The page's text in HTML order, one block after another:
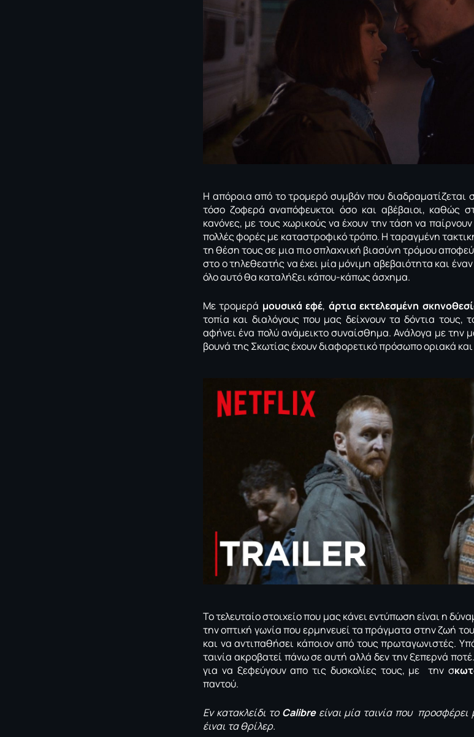
Η απόροια από το τρομερό συμβάν που διαδραματίζεται
τόσο ζοφερά αναπόφευκτοι όσο και αβέβαιοι, καθώς
κανόνες, με τους χωρικούς να έχουν την τάση να
πολλές φορές με καταστροφικό τρόπο. Η ταραγμένη
τη θέση τους σε μια πιο σπλαχνική βιασύνη τρόμου
στο ο τηλεθεατής να έχει μία μόνιμη αβεβαιότητα και
όλο αυτό θα καταλήξει κάπου-κάπως άσχημα.
Mε τρομερά μουσικά εφέ, άρτια εκτελεσμένη
τοπία και διαλόγους που μας δείχνουν τα δόντια τους,
αφήνει ένα πολύ ανάμεικτο συναίσθημα. Ανάλογα με την
βουνά της Σκωτίας έχουν διαφορετικό πρόσωπο οριακά
Το τελευταίο στοιχείο που μας κάνει εντύπωση είναι η
την οπτική γωνία που ερμηνευεί τα πράγματα στην ζωή
και να αντιπαθήσει κάποιον από τους πρωταγωνιστές.
ταινία ακροβατεί πάνω σε αυτή αλλά δεν την ξεπερνά
για να ξεφεύγουν απο τις δυσκολίες τους, με την σ
παντού.
Εν κατακλείδι το Calibreείναι μία ταινία που
έιναι τα θρίλερ.